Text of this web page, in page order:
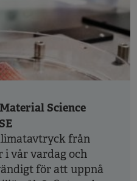
Science
från
i vår vardag och
för att uppnå